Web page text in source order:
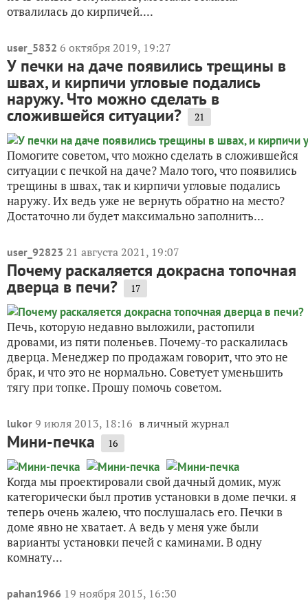
отвалилась до кирпичей....
user_5832 6 октября 2019, 19:27
У печки на даче появились трещины в
швах, и кирпичи угловые подались
наружу. Что можно сделать в
сложившейся ситуации? 21
Помогите советом, что можно сделать в сложившейся
ситуации с печкой на даче? Мало того, что появились
трещины в швах, так и кирпичи угловые подались
наружу. Их ведь уже не вернуть обратно на место?
Достаточно ли будет максимально заполнить...
user_92823 21 августа 2021, 19:07
Почему раскаляется докрасна топочная
дверца в печи? 17
Печь, которую недавно выложили, растопили
дровами, из пяти поленьев. Почему-то раскалилась
дверца. Менеджер по продажам говорит, что это не
брак, и что это не нормально. Советует уменьшить
тягу при топке. Прошу помочь советом.
lukor 9 июля 2013, 18:16 в личный журнал
Мини-печка 16
Когда мы проектировали свой дачный домик, муж
категорически был против установки в доме печки. я
теперь очень жалею, что послушалась его. Печки в
доме явно не хватает. А ведь у меня уже были
варианты установки печей с каминами. В одну
комнату...
pahan1966 19 ноября 2015, 16:30